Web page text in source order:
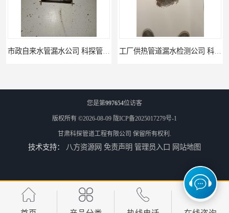
公司仪器测漏电话 科探管道工程
工厂管道工程 科探管道工程 市政供热管道漏水检测 科探管道工程
您是第997654位访客
版权所有 ©2026-08-09 陇ICP备2025017279号-1
甘肃科探管道工程有限公司 保留所有权利.
技术支持： 八方资源网 免责声明 管理员入口 网站地图